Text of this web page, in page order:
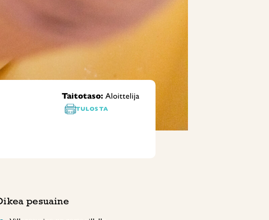
Taitotaso: Aloittelija
TULOSTA
pesuaine